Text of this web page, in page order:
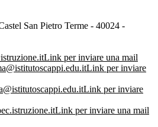
San Pietro Terme - 40024 -
Link per inviare una mail
Link per inviare
Link per inviare
Link per inviare una mail